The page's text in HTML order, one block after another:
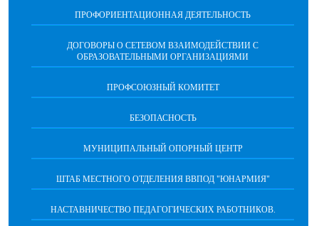
ПРОФОРИЕНТАЦИОННАЯ ДЕЯТЕЛЬНОСТЬ
ДОГОВОРЫ О СЕТЕВОМ ВЗАИМОДЕЙСТВИИ С
ОБРАЗОВАТЕЛЬНЫМИ ОРГАНИЗАЦИЯМИ
ПРОФСОЮЗНЫЙ КОМИТЕТ
БЕЗОПАСНОСТЬ
МУНИЦИПАЛЬНЫЙ ОПОРНЫЙ ЦЕНТР
ШТАБ МЕСТНОГО ОТДЕЛЕНИЯ ВВПОД "ЮНАРМИЯ"
НАСТАВНИЧЕСТВО ПЕДАГОГИЧЕСКИХ РАБОТНИКОВ.